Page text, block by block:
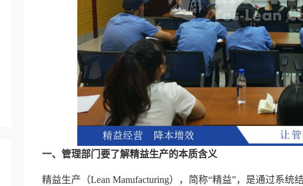
一、管理部门要了解精益生产的本质含义
精益生产（Lean Manufacturing），简称“精益”，是通过系